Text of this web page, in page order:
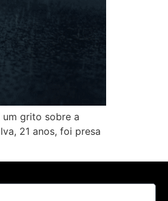
grito sobre a
21 anos, foi presa